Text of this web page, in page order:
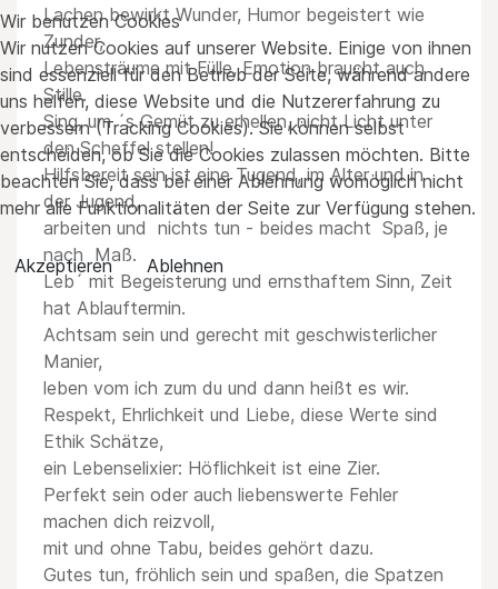
Lachen bewirkt Wunder, Humor begeistert wie
Zunder,
Lebensträume mit Fülle, Emotion braucht auch
Stille.
Sing, um ´s Gemüt zu erhellen, nicht Licht unter
den Scheffel stellen!
Hilfsbereit sein ist eine Tugend, im Alter und in
der Jugend,
arbeiten und nichts tun - beides macht Spaß, je
nach Maß.
Leb´ mit Begeisterung und ernsthaftem Sinn, Zeit
hat Ablauftermin.
Achtsam sein und gerecht mit geschwisterlicher
Manier,
leben vom ich zum du und dann heißt es wir.
Respekt, Ehrlichkeit und Liebe, diese Werte sind
Ethik Schätze,
ein Lebenselixier: Höflichkeit ist eine Zier.
Perfekt sein oder auch liebenswerte Fehler
machen dich reizvoll,
mit und ohne Tabu, beides gehört dazu.
Gutes tun, fröhlich sein und spaßen, die Spatzen
Wir benutzen Cookies
Wir nutzen Cookies auf unserer Website. Einige von ihnen
sind essenziell für den Betrieb der Seite, während andere
uns helfen, diese Website und die Nutzererfahrung zu
verbessern (Tracking Cookies). Sie können selbst
entscheiden, ob Sie die Cookies zulassen möchten. Bitte
beachten Sie, dass bei einer Ablehnung womöglich nicht
mehr alle Funktionalitäten der Seite zur Verfügung stehen.
Akzeptieren Ablehnen